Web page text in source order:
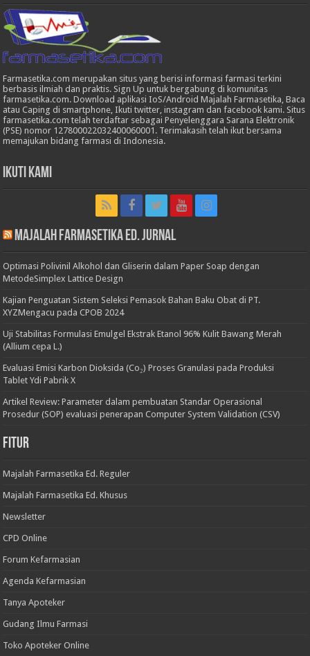
Farmasetika.com merupakan situs yang berisi informasi farmasi terkini
berbasis ilmiah dan praktis. Sign Up untuk bergabung di komunitas
farmasetika.com. Download aplikasi IoS/Android Majalah Farmasetika, Baca
atau Caping di smartphone, Ikuti twitter, instagram dan facebook kami. Situs
farmasetika.com telah terdaftar sebagai Penyelenggara Sarana Elektronik
(PSE) nomor 127800022032400060001. Terimakasih telah ikut bersama
memajukan bidang farmasi di Indonesia.
Ikuti Kami
Majalah Farmasetika Ed. Jurnal
Optimasi Polivinil Alkohol dan Gliserin dalam Paper Soap dengan
MetodeSimplex Lattice Design
Kajian Penguatan Sistem Seleksi Pemasok Bahan Baku Obat di PT.
XYZMengacu pada CPOB 2024
Uji Stabilitas Formulasi Emulgel Ekstrak Etanol 96% Kulit Bawang Merah
(Allium cepa L.)
Evaluasi Emisi Karbon Dioksida (Co₂) Proses Granulasi pada Produksi
Tablet Ydi Pabrik X
Artikel Review: Parameter dalam pembuatan Standar Operasional
Prosedur (SOP) evaluasi penerapan Computer System Validation (CSV)
Fitur
Majalah Farmasetika Ed. Reguler
Majalah Farmasetika Ed. Khusus
Newsletter
CPD Online
Forum Kefarmasian
Agenda Kefarmasian
Tanya Apoteker
Gudang Ilmu Farmasi
Toko Apoteker Online